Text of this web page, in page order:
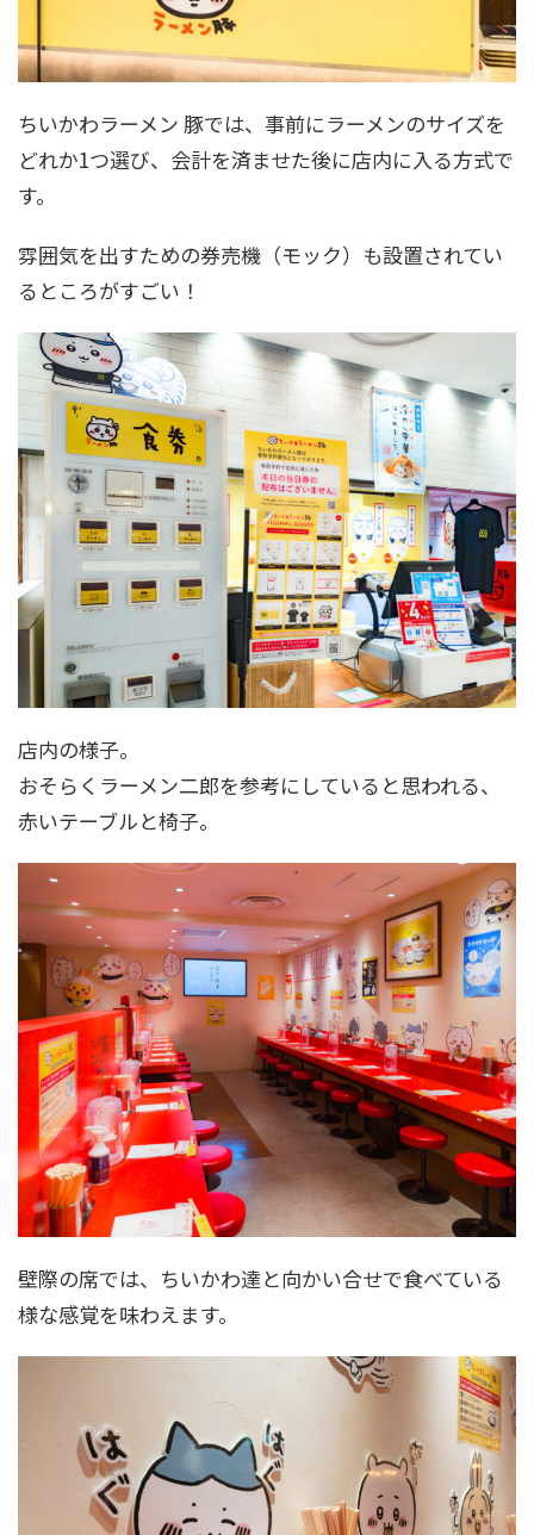
ちいかわラーメン 豚では、事前にラーメンのサイズを
どれか1つ選び、会計を済ませた後に店内に入る方式で
す。
雰囲気を出すための券売機（モック）も設置されてい
るところがすごい！
店内の様子。
おそらくラーメン二郎を参考にしていると思われる、
赤いテーブルと椅子。
壁際の席では、ちいかわ達と向かい合せで食べている
様な感覚を味わえます。